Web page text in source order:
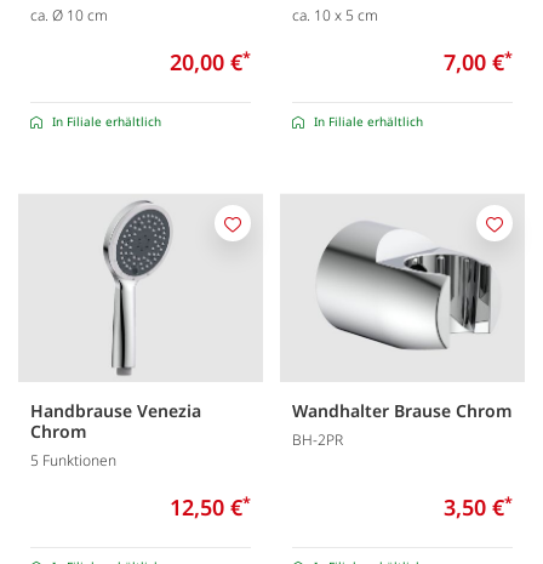
ca. Ø 10 cm
20,00 €*
In Filiale erhältlich
ca. 10 x 5 cm
7,00 €*
In Filiale erhältlich
Handbrause Venezia
Chrom
5 Funktionen
12,50 €*
Merken
Wandhalter Brause Chrom
BH-2PR
3,50 €*